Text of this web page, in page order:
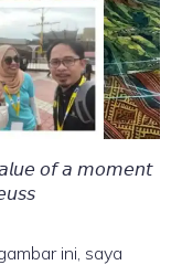
𝘰𝘧 𝘢 𝘮𝘰𝘮𝘦𝘯𝘵
ini, saya